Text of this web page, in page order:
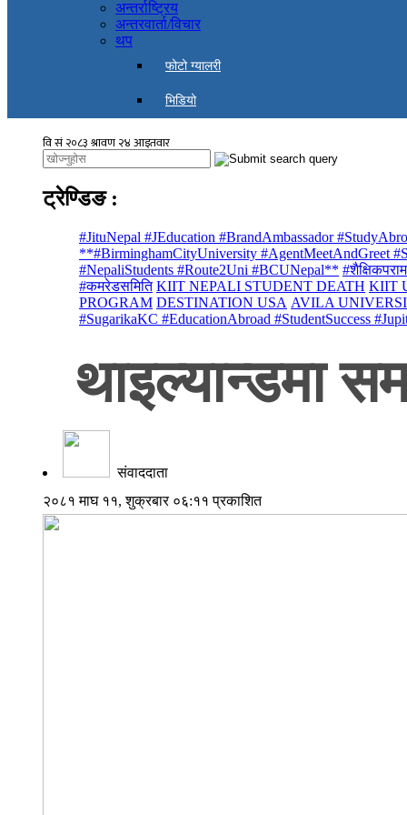
अन्तर्राष्ट्रिय
अन्तरवार्ता/विचार
थप
फोटो ग्यालरी
भिडियो
ट्रेण्डिङ :
#JituNepal #JEducation #BrandAmbassador
**#BirminghamCityUniversity #AgentMeetAndGreet
#NepaliStudents #Route2Uni #BCUNepal**
#कमरेडसमिति KIIT NEPALI STUDENT DEATH KIIT
PROGRAM DESTINATION USA AVILA
#SugarikaKC #EducationAbroad #StudentSuccess
थाइल्यान्डमा
संवाददाता
२०८१ माघ ११, शुक्रबार ०६:११ प्रकाशित